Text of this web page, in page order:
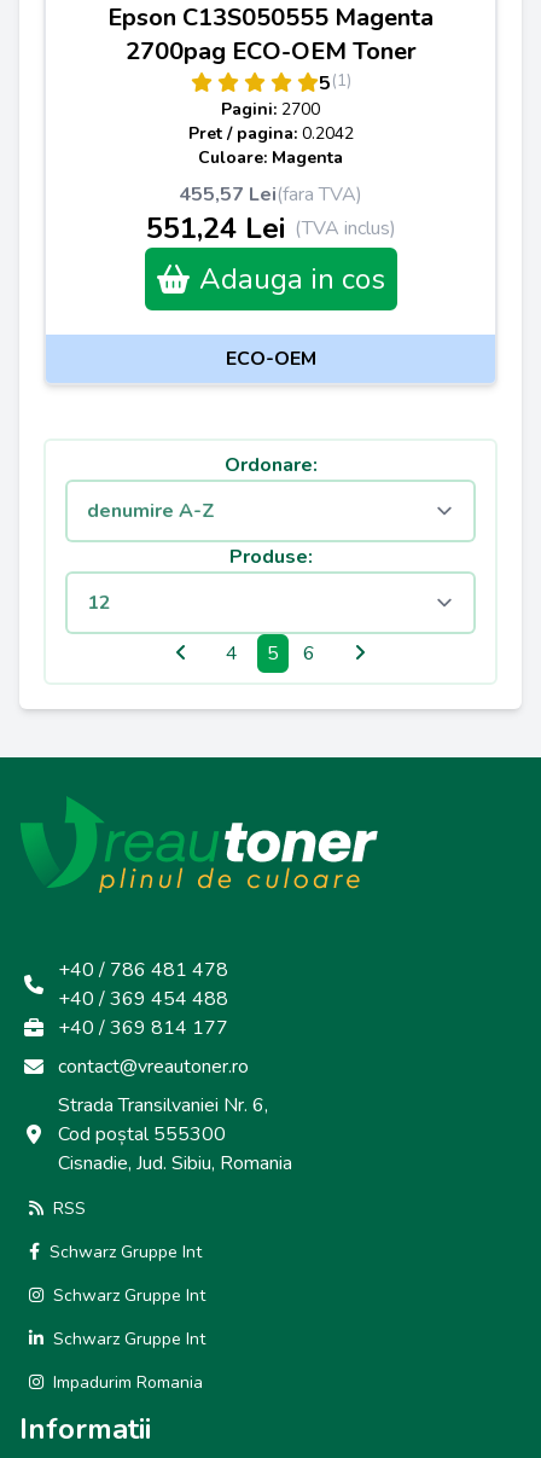
Epson C13S050555 Magenta
2700pag ECO-OEM Toner
5(1)
Pagini: 2700
Pret / pagina: 0.2042
Culoare: Magenta
455,57 Lei(fara TVA)
551,24 Lei (TVA inclus)
Adauga in cos
ECO-OEM
Ordonare:
Produse:
4 5 6
+40 / 786 481 478
+40 / 369 454 488
+40 / 369 814 177
contact@vreautoner.ro
Strada Transilvaniei Nr. 6,
Cod poștal 555300
Cisnadie, Jud. Sibiu, Romania
RSS
Schwarz Gruppe Int
Schwarz Gruppe Int
Schwarz Gruppe Int
Impadurim Romania
Informatii